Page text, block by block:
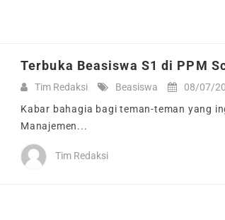
Terbuka Beasiswa S1 di PPM
Tim Redaksi Beasiswa 08/07/
Kabar bahagia bagi teman-teman yang
Manajemen...
Tim Redaksi